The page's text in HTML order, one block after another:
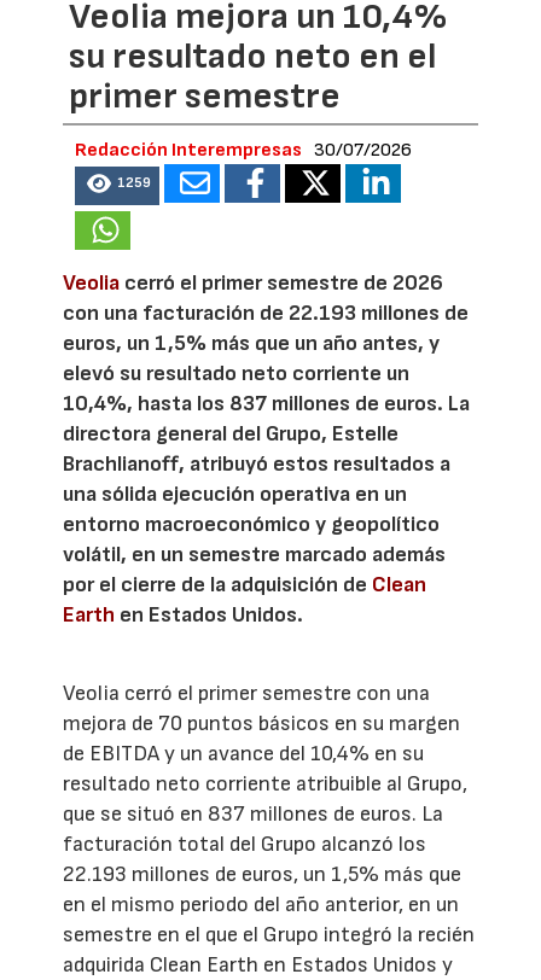
Veolia mejora un 10,4%
su resultado neto en el
primer semestre
Redacción Interempresas 30/07/2026
1259
Veolia cerró el primer semestre de 2026
con una facturación de 22.193 millones de
euros, un 1,5% más que un año antes, y
elevó su resultado neto corriente un
10,4%, hasta los 837 millones de euros. La
directora general del Grupo, Estelle
Brachlianoff, atribuyó estos resultados a
una sólida ejecución operativa en un
entorno macroeconómico y geopolítico
volátil, en un semestre marcado además
por el cierre de la adquisición de Clean
Earth en Estados Unidos.
Veolia cerró el primer semestre con una
mejora de 70 puntos básicos en su margen
de EBITDA y un avance del 10,4% en su
resultado neto corriente atribuible al Grupo,
que se situó en 837 millones de euros. La
facturación total del Grupo alcanzó los
22.193 millones de euros, un 1,5% más que
en el mismo periodo del año anterior, en un
semestre en el que el Grupo integró la recién
adquirida Clean Earth en Estados Unidos y